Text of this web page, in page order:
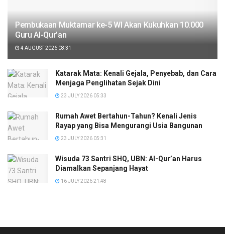
Pembukaan Muktamar ke-5 WI Akan Kukuhkan 10.000
Guru Al-Qur’an
4 AUGUST 2026 08:31
Katarak Mata: Kenali Gejala, Penyebab, dan Cara
Menjaga Penglihatan Sejak Dini
23 JULY 2026 05:33
Rumah Awet Bertahun-Tahun? Kenali Jenis
Rayap yang Bisa Mengurangi Usia Bangunan
23 JULY 2026 05:31
Wisuda 73 Santri SHQ, UBN: Al-Qur’an Harus
Diamalkan Sepanjang Hayat
16 JULY 2026 21:48